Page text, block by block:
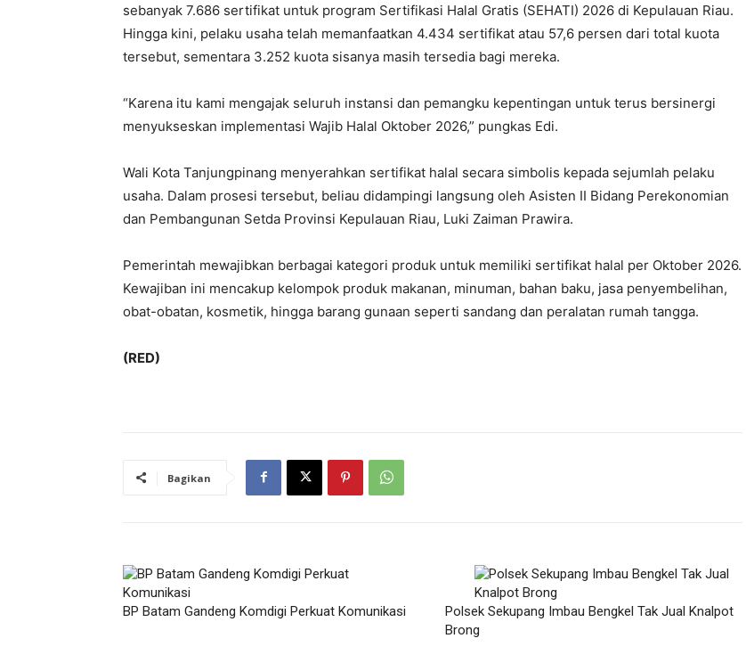
sebanyak 7.686 sertifikat untuk program Sertifikasi Halal Gratis (SEHATI) 2026 di Kepulauan Riau.
Hingga kini, pelaku usaha telah memanfaatkan 4.434 sertifikat atau 57,6 persen dari total kuota
tersebut, sementara 3.252 kuota sisanya masih tersedia bagi mereka.
“Karena itu kami mengajak seluruh instansi dan pemangku kepentingan untuk terus bersinergi
menyukseskan implementasi Wajib Halal Oktober 2026,” pungkas Edi.
Wali Kota Tanjungpinang menyerahkan sertifikat halal secara simbolis kepada sejumlah pelaku
usaha. Dalam prosesi tersebut, beliau didampingi langsung oleh Asisten II Bidang Perekonomian
dan Pembangunan Setda Provinsi Kepulauan Riau, Luki Zaiman Prawira.
Pemerintah mewajibkan berbagai kategori produk untuk memiliki sertifikat halal per Oktober 2026.
Kewajiban ini mencakup kelompok produk makanan, minuman, bahan baku, jasa penyembelihan,
obat-obatan, kosmetik, hingga barang gunaan seperti sandang dan peralatan rumah tangga.
(RED)
Bagikan
BP Batam Gandeng Komdigi Perkuat Komunikasi
Polsek Sekupang Imbau Bengkel Tak Jual Knalpot
Brong